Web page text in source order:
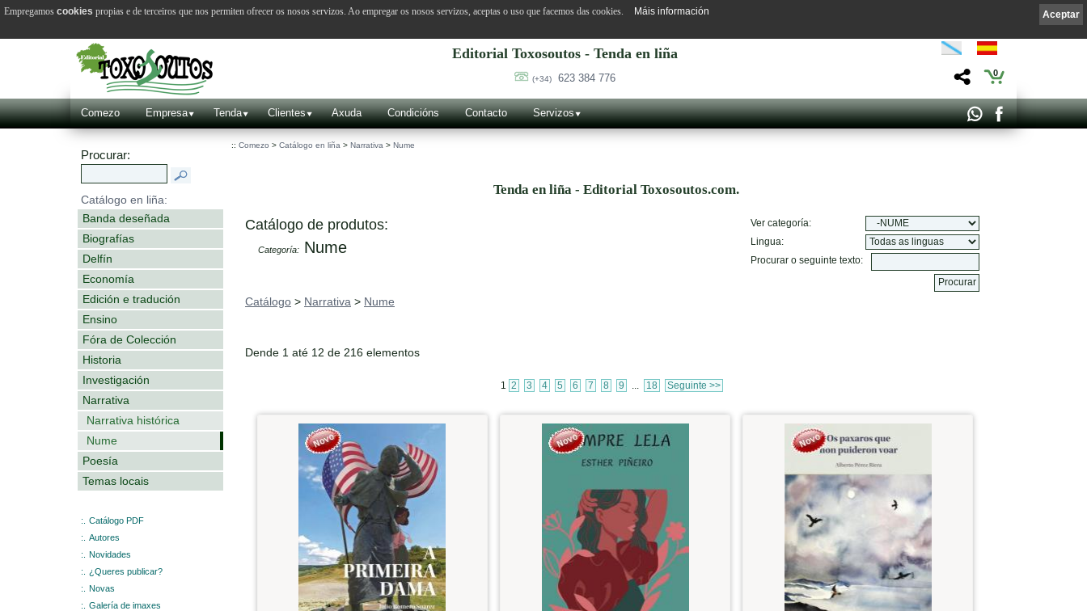
Editorial Toxosoutos - Tenda en liña
(+34) 623 384 776 0
Comezo Empresa Tenda Clientes Axuda Condicións Contacto Servizos
Procurar:
Catálogo en liña:
Banda deseñada
Biografías
Delfín
Economía
Edición e tradución
Ensino
Fóra de Colección
Historia
Investigación
Narrativa
Narrativa histórica
Nume
Poesía
Temas locais
:.
Catálogo PDF
:.
Autores
:.
Novidades
:.
¿Queres publicar?
:.
Novas
:.
Galería de imaxes
:: Comezo > Catálogo en liña > Narrativa > Nume
Tenda en liña - Editorial Toxosoutos.com.
Catálogo de produtos:
Categoría: Nume
Ver categoría:
Lingua:
Procurar o seguinte texto:
Catálogo > Narrativa > Nume
Dende 1 até 12 de 216 elementos
1 2 3 4 5 6 7 8 9 ... 18 Seguinte >>
Aceptar
Empregamos cookies propias e de terceiros que nos permiten ofrecer os nosos servizos. Ao empregar os nosos servizos, aceptas o uso que facemos das cookies. Máis información